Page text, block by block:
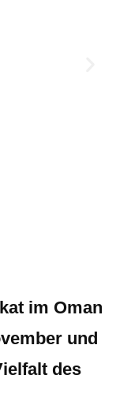
im Oman
und
des